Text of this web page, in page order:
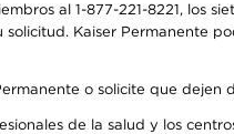
al 1-877-221-8221, los
Kaiser Permanente
o solicite que dejen
de la salud y los